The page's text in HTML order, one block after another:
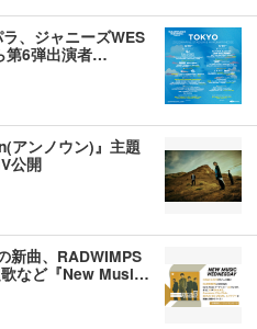
、ジャニーズWES
第6弾出演者…
アンノウン)』主題
公開
新曲、RADWIMPS
など『New Musi…